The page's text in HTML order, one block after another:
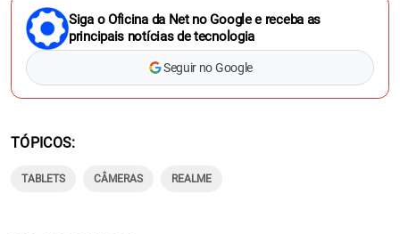
Siga o Oficina da Net no Google e receba as
principais notícias de tecnologia
Seguir no Google
TÓPICOS
TABLETS CÂMERAS REALME